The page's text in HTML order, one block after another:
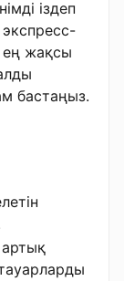
іздеп
ең жақсы
бастаңыз.